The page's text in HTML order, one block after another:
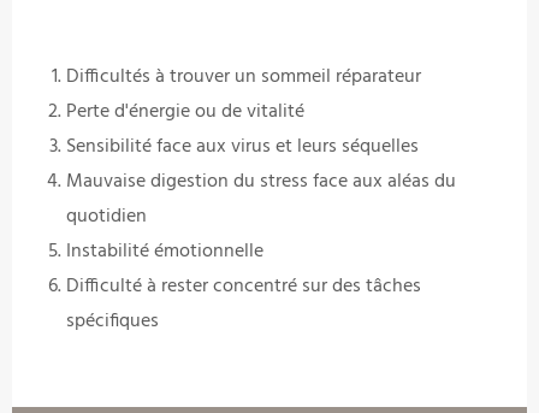
Difficultés à trouver un sommeil réparateur
Perte d'énergie ou de vitalité
Sensibilité face aux virus et leurs séquelles
Mauvaise digestion du stress face aux aléas du
quotidien
Instabilité émotionnelle
Difficulté à rester concentré sur des tâches
spécifiques